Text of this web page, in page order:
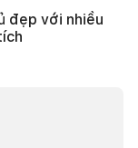
đẹp với nhiều